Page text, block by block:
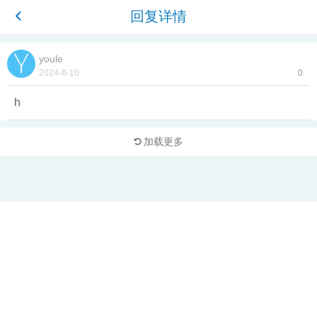
回复详情
youle
2024-6-10 0
h
加载更多